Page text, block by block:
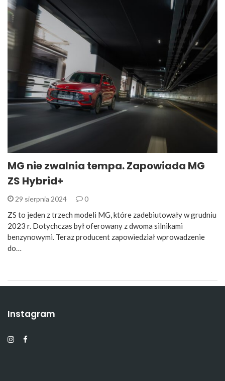
MG nie zwalnia tempa. Zapowiada MG
ZS Hybrid+
29 sierpnia 2024 0
ZS to jeden z trzech modeli MG, które zadebiutowały w grudniu
2023 r. Dotychczas był oferowany z dwoma silnikami
benzynowymi. Teraz producent zapowiedział wprowadzenie
do…
Instagram